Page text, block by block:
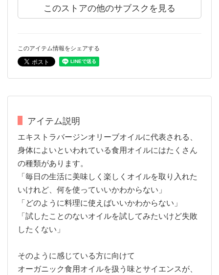
このストアの他のサブスクを見る
このアイテム情報をシェアする
アイテム説明
エキストラバージンオリーブオイルに代表される、
身体によいといわれている食用オイルにはたくさん
の種類があります。
「毎日の生活に美味しく楽しくオイルを取り入れた
いけれど、何を使っていいかわからない」
「どのように料理に使えばいいかわからない」
「試したことのないオイルを試してみたいけど失敗
したくない」
そのように感じている方に向けて
オーガニック食用オイルを扱う味とサイエンスが、